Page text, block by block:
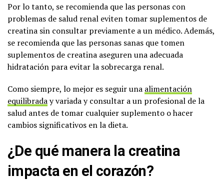
Por lo tanto, se recomienda que las personas con
problemas de salud renal eviten tomar suplementos de
creatina sin consultar previamente a un médico. Además,
se recomienda que las personas sanas que tomen
suplementos de creatina aseguren una adecuada
hidratación para evitar la sobrecarga renal.
Como siempre, lo mejor es seguir una alimentación
equilibraday variada y consultar a un profesional de la
salud antes de tomar cualquier suplemento o hacer
cambios significativos en la dieta.
¿De qué manera la creatina
impacta en el corazón?